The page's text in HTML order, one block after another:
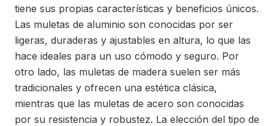
tiene sus propias características y beneficios únicos.
Las muletas de aluminio son conocidas por ser
ligeras, duraderas y ajustables en altura, lo que las
hace ideales para un uso cómodo y seguro. Por
otro lado, las muletas de madera suelen ser más
tradicionales y ofrecen una estética clásica,
mientras que las muletas de acero son conocidas
por su resistencia y robustez. La elección del tipo de